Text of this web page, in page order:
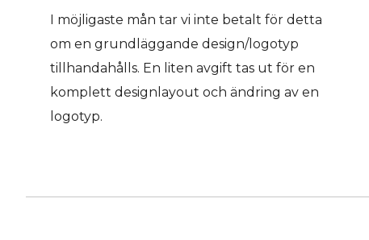
I möjligaste mån tar vi inte betalt för detta
om en grundläggande design/logotyp
tillhandahålls. En liten avgift tas ut för en
komplett designlayout och ändring av en
logotyp.